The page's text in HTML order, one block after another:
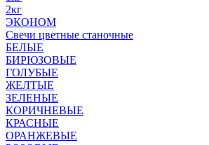
2кг
ЭКОНОМ
Свечи цветные станочные
БЕЛЫЕ
БИРЮЗОВЫЕ
ГОЛУБЫЕ
ЖЕЛТЫЕ
ЗЕЛЕНЫЕ
КОРИЧНЕВЫЕ
КРАСНЫЕ
ОРАНЖЕВЫЕ